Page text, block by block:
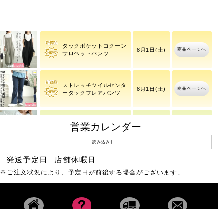
タックポケットコクーン
サロペットパンツ
8月1日(土) 商品ページへ
ストレッチツイルセンタ
ータックフレアパンツ
8月1日(土) 商品ページへ
レースフレアスリーブバ
ックギャザープルオーバ
8月10日(月)
大きいサイズ レディース
18時43分
重ね着風ニットパーカー
8月6日(木) 商品ページへ
営業カレンダー
読み込み中...
発送予定日 店舗休暇日
※ご注文状況により、予定日が前後する場合がございます。